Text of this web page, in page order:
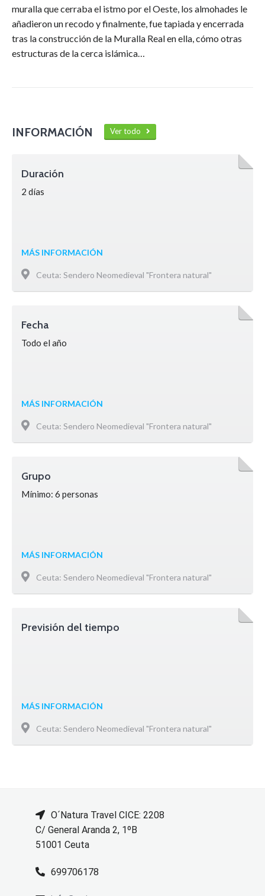
muralla que cerraba el istmo por el Oeste, los almohades le
añadieron un recodo y finalmente, fue tapiada y encerrada
tras la construcción de la Muralla Real en ella, cómo otras
estructuras de la cerca islámica…
INFORMACIÓN Ver todo
Duración
2 días
MÁS INFORMACIÓN
Ceuta: Sendero Neomedieval "Frontera natural"
Fecha
Todo el año
MÁS INFORMACIÓN
Ceuta: Sendero Neomedieval "Frontera natural"
Grupo
Mínimo: 6 personas
MÁS INFORMACIÓN
Ceuta: Sendero Neomedieval "Frontera natural"
Previsión del tiempo
MÁS INFORMACIÓN
Ceuta: Sendero Neomedieval "Frontera natural"
O´Natura Travel CICE: 2208
C/ General Aranda 2, 1ºB
51001 Ceuta
699706178